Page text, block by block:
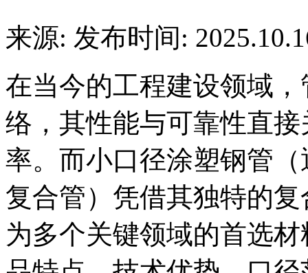
来源: 发布时间:
在当今的工程建设领域
络，其性能与可靠性直
率。而小口径涂塑钢管
复合管）凭借其独特的
为多个关键领域的首选